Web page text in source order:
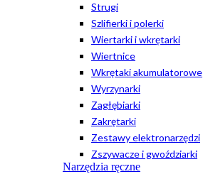
Strugi
Szlifierki i polerki
Wiertarki i wkrętarki
Wiertnice
Wkrętaki akumulatorowe
Wyrzynarki
Zagłębiarki
Zakrętarki
Zestawy elektronarzędzi
Zszywacze i gwoździarki
Narzędzia ręczne